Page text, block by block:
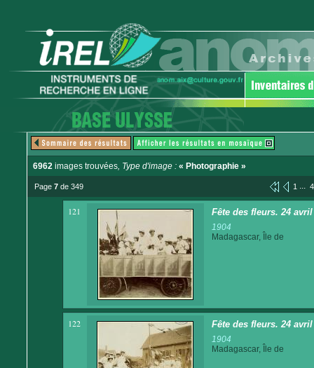
6962 images trouvées, Type d'image : « Photographie »
Page 7 de 349 1 ... 4
121 Fête des fleurs. 24 avril
1904
Madagascar, Île de
122 Fête des fleurs. 24 avril
1904
Madagascar, Île de